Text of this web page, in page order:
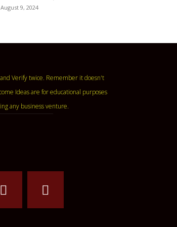
August 9, 2024
and Verify twice. Remember it doesn't
Ideas are for educational purposes
any business venture.